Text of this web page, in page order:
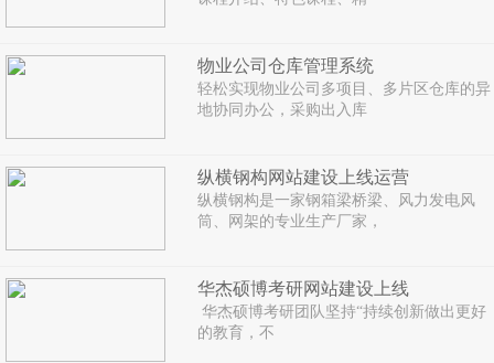
物业公司仓库管理系统
轻松实现物业公司多项目、多片区仓库的异
地协同办公，采购出入库
纵横钢构网站建设上线运营
纵横钢构是一家钢箱梁桥梁、风力发电风
筒、网架的专业生产厂家，
华杰硕博考研网站建设上线
华杰硕博考研团队坚持“持续创新做出更好
的教育，不